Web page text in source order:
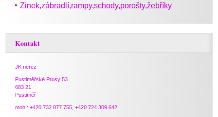
Zinek,zábradlí,rampy,schody,porošty,žebříky
Kontakt
JK nerez
Pustiměřské Prusy 53
683 21
Pustiměř
mob.: +420 732 877 755, +420 724 309 642